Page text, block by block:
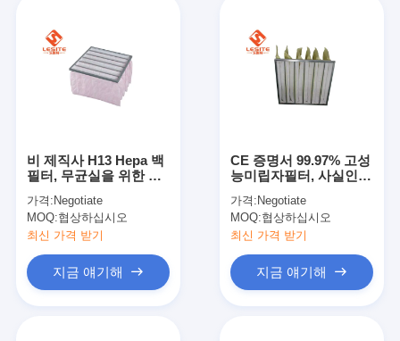
비 제직사 H13 Hepa 백
필터, 무균실을 위한 주
가격: Negotiate
MOQ:협상하십시오
최신 가격 받기
지금 얘기해
CE 증명서 99.97% 고성
능미립자필터, 사실인
가격: Negotiate
MOQ:협상하십시오
최신 가격 받기
지금 얘기해